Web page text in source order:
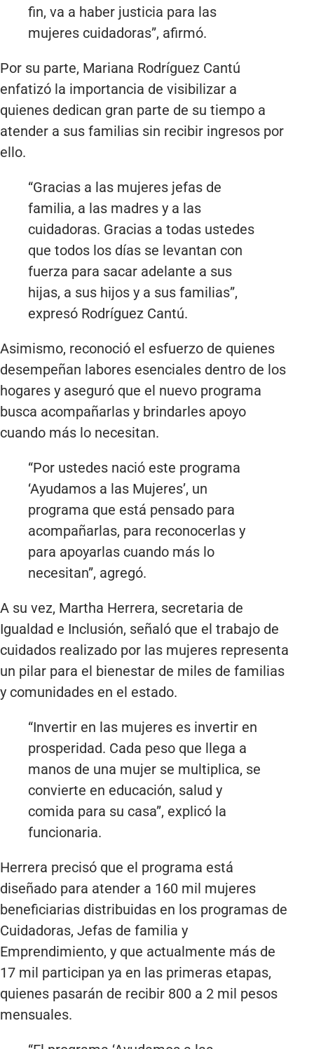
fin, va a haber justicia para las
mujeres cuidadoras”, afirmó.
Por su parte, Mariana Rodríguez Cantú
enfatizó la importancia de visibilizar a
quienes dedican gran parte de su tiempo a
atender a sus familias sin recibir ingresos por
ello.
“Gracias a las mujeres jefas de
familia, a las madres y a las
cuidadoras. Gracias a todas ustedes
que todos los días se levantan con
fuerza para sacar adelante a sus
hijas, a sus hijos y a sus familias”,
expresó Rodríguez Cantú.
Asimismo, reconoció el esfuerzo de quienes
desempeñan labores esenciales dentro de los
hogares y aseguró que el nuevo programa
busca acompañarlas y brindarles apoyo
cuando más lo necesitan.
“Por ustedes nació este programa
‘Ayudamos a las Mujeres’, un
programa que está pensado para
acompañarlas, para reconocerlas y
para apoyarlas cuando más lo
necesitan”, agregó.
A su vez, Martha Herrera, secretaria de
Igualdad e Inclusión, señaló que el trabajo de
cuidados realizado por las mujeres representa
un pilar para el bienestar de miles de familias
y comunidades en el estado.
“Invertir en las mujeres es invertir en
prosperidad. Cada peso que llega a
manos de una mujer se multiplica, se
convierte en educación, salud y
comida para su casa”, explicó la
funcionaria.
Herrera precisó que el programa está
diseñado para atender a 160 mil mujeres
beneficiarias distribuidas en los programas de
Cuidadoras, Jefas de familia y
Emprendimiento, y que actualmente más de
17 mil participan ya en las primeras etapas,
quienes pasarán de recibir 800 a 2 mil pesos
mensuales.